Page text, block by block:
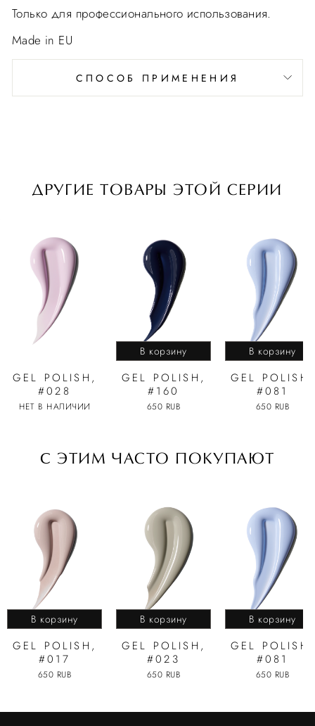
Только для профессионального использования.
Made in EU
СПОСОБ ПРИМЕНЕНИЯ
ДРУГИЕ ТОВАРЫ ЭТОЙ СЕРИИ
GEL POLISH,
#028
НЕТ В НАЛИЧИИ
В корзину
GEL POLISH,
#160
650 RUB
В корзину
GEL POLISH,
#081
650 RUB
C ЭТИМ ЧАСТО ПОКУПАЮТ
В корзину
GEL POLISH,
#017
650 RUB
В корзину
GEL POLISH,
#023
650 RUB
В корзину
GEL POLISH,
#081
650 RUB